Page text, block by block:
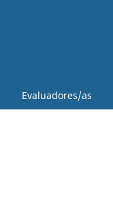
Evaluadores/as